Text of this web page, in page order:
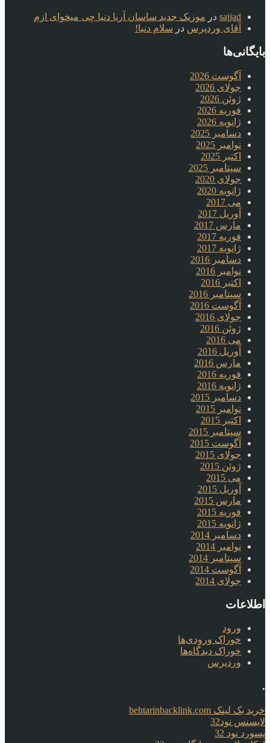
sajjad در موزیک جدید ساسان آریا دنیا چی میخوای ازم
آقای وردپرس در سلام دنیا!
بایگانی‌ها
آگوست 2026
جولای 2026
ژوئن 2026
فوریه 2026
ژانویه 2026
دسامبر 2025
نوامبر 2025
اکتبر 2025
سپتامبر 2025
جولای 2020
ژانویه 2020
می 2017
آوریل 2017
مارس 2017
فوریه 2017
ژانویه 2017
دسامبر 2016
نوامبر 2016
اکتبر 2016
سپتامبر 2016
آگوست 2016
جولای 2016
ژوئن 2016
می 2016
آوریل 2016
مارس 2016
فوریه 2016
ژانویه 2016
دسامبر 2015
نوامبر 2015
اکتبر 2015
سپتامبر 2015
آگوست 2015
جولای 2015
ژوئن 2015
می 2015
آوریل 2015
مارس 2015
فوریه 2015
ژانویه 2015
دسامبر 2014
نوامبر 2014
سپتامبر 2014
آگوست 2014
جولای 2014
اطلاعات
ورود
خوراک ورودی‌ها
خوراک دیدگاه‌ها
وردپرس
.
خرید بک لینک behtarinbacklink.com
لایسنس نود32
پسورد نود 32